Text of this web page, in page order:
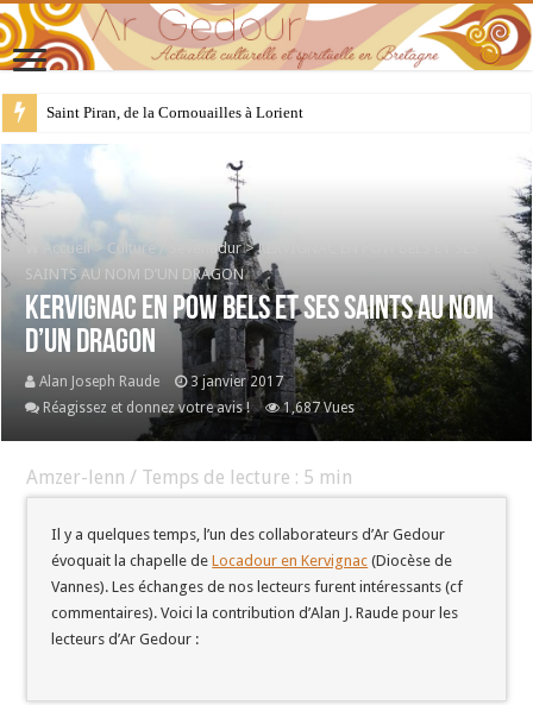
28 juillet : Saint Samson de Dol, père de la Bretagne chrétienne
Accueil > Culture / Sevenadur > KERVIGNAC EN POW BELS ET SES
SAINTS AU NOM D’UN DRAGON
KERVIGNAC EN POW BELS ET SES SAINTS AU NOM
D’UN DRAGON
Alan Joseph Raude
3 janvier 2017
Réagissez et donnez votre avis !
1,687 Vues
Amzer-lenn / Temps de lecture : 5 min
Il y a quelques temps, l’un des collaborateurs d’Ar Gedour
évoquait la chapelle deLocadour en Kervignac (Diocèse de
Vannes). Les échanges de nos lecteurs furent intéressants (cf
commentaires). Voici la contribution d’Alan J. Raude pour les
lecteurs d’Ar Gedour :